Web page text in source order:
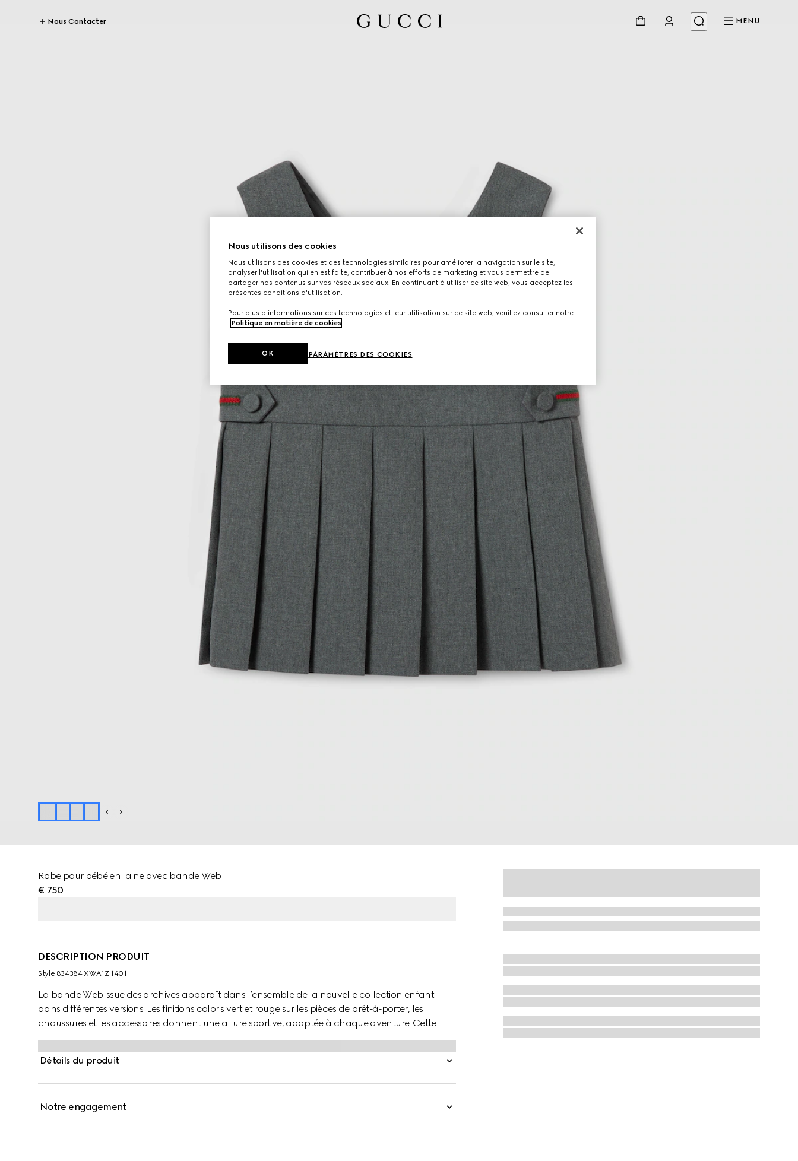
Nous Contacter MENU
Robe pour bébé en laine avec bande Web
€ 750
DESCRIPTION PRODUIT
Style ‎834384 XWA1Z 1401
La bande Web issue des archives apparaît dans l’ensemble de la nouvelle collection enfant
dans différentes versions. Les finitions coloris vert et rouge sur les pièces de prêt-à-porter, les
chaussures et les accessoires donnent une allure sportive, adaptée à chaque aventure. Cette
robe pour bébé confectionnée en laine présente un détail bande Web brodé à la taille.
Détails du produit
Notre engagement
Nous utilisons des cookies
Nous utilisons des cookies et des technologies similaires pour améliorer la navigation sur le site,
analyser l'utilisation qui en est faite, contribuer à nos efforts de marketing et vous permettre de
partager nos contenus sur vos réseaux sociaux. En continuant à utiliser ce site web, vous acceptez les
présentes conditions d'utilisation.
Pour plus d'informations sur ces technologies et leur utilisation sur ce site web, veuillez consulter notre
Politique en matière de cookies.
PARAMÈTRES DES COOKIES
OK